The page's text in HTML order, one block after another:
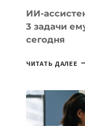
ИИ-
3 задачи
сегодня
ЧИТАТЬ ДАЛЕЕ
3